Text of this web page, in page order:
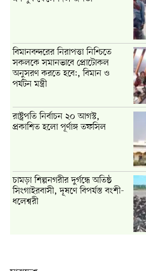
বিমানবন্দরের নিরাপত্তা নিশ্চিতে
সকলকে সমানভাবে প্রোটোকল
অনুসরণ করতে হবে:, বিমান ও
পর্যটন মন্ত্রী
রাষ্ট্রপতি নির্বাচন ২০ আগস্ট,
প্রকাশিত হলো পূর্ণাঙ্গ তফসিল
চামড়া শিল্পনগরীর দুর্গন্ধে অতিষ্ঠ
সিংগাইরবাসী, দূষণে বিপর্যস্ত বংশী-
ধলেশ্বরী